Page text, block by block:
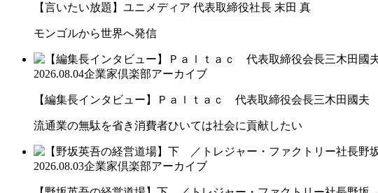
【言いたい放題】ユニメディア 代表取締役社長 末田 真
モンゴルから世界へ発信
2026.08.04企業家倶楽部アーカイブ
【編集長インタビュー】Ｐａｌｔａｃ 代表取締役会長三木田國夫
流通業の無駄を省き消費者ひいては社会に貢献したい
2026.08.03企業家倶楽部アーカイブ